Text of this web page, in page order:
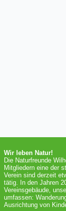
Wir leben Natur!
Die Naturfreunde
Mitgliedern eine der
Verein sind derzeit
tätig. In den Jahren
Vereinsgebäude,
umfassen:
Ausrichtung von